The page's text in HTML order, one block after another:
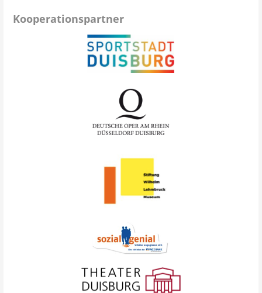
Kooperationspartner